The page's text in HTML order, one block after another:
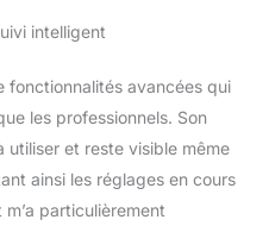
point en appuyant
Cela
le contrôle de
photo pour
vidéos, vous
de mettre en
intelligent
fonctionnalités avancées qui
les professionnels. Son
et reste visible même
ainsi les réglages en cours
particulièrement